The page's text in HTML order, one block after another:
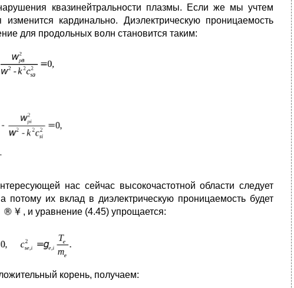
квазинейтральности плазмы. Если же мы учтем
кардинально. Диэлектрическую проницаемость
для продольных волн становится таким:
нас сейчас высокочастотной области следует
их вклад в диэлектрическую проницаемость будет
, и уравнение (4.45) упрощается:
корень, получаем: